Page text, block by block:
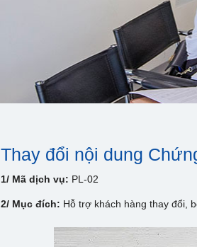
Thay đổi nội dung
1/ Mã dịch vụ: PL-02
2/ Mục đích: Hỗ trợ khách hàng thay đổi,